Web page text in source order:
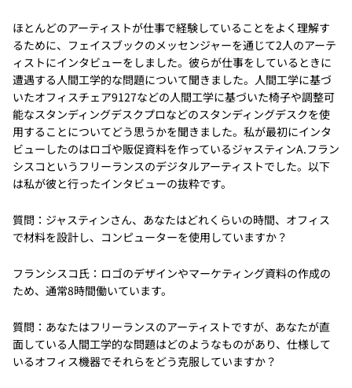
ほとんどのアーティストが仕事で経験していることをよく理解す
るために、フェイスブックのメッセンジャーを通じて2人のアーテ
ィストにインタビューをしました。彼らが仕事をしているときに
遭遇する人間工学的な問題について聞きました。人間工学に基づ
いたオフィスチェア9127などの人間工学に基づいた椅子や調整可
能なスタンディングデスクプロなどのスタンディングデスクを使
用することについてどう思うかを聞きました。私が最初にインタ
ビューしたのはロゴや販促資料を作っているジャスティンA.フラン
シスコというフリーランスのデジタルアーティストでした。以下
は私が彼と行ったインタビューの抜粋です。
質問：ジャスティンさん、あなたはどれくらいの時間、オフィス
で材料を設計し、コンピューターを使用していますか？
フランシスコ氏：ロゴのデザインやマーケティング資料の作成の
ため、通常8時間働いています。
質問：あなたはフリーランスのアーティストですが、あなたが直
面している人間工学的な問題はどのようなものがあり、仕様して
いるオフィス機器でそれらをどう克服していますか？